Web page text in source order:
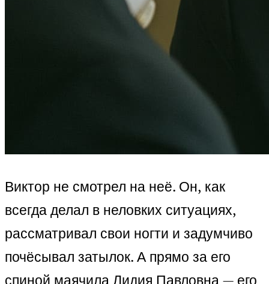
Виктор не смотрел на неё. Он, как
всегда делал в неловких ситуациях,
рассматривал свои ногти и задумчиво
почёсывал затылок. А прямо за его
спиной маячила Лидия Павловна — его